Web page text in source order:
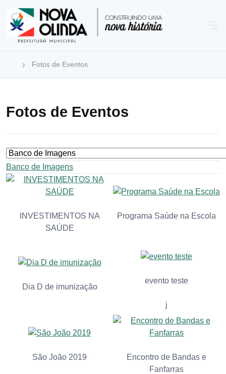
Fotos de Eventos
Fotos de Eventos
Banco de Imagens
INVESTIMENTOS NA
SAÚDE
Programa Saúde na Escola
Dia D de imunização
evento teste
j
São João 2019
Encontro de Bandas e
Fanfarras